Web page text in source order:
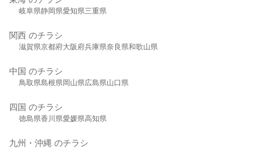
岐阜県静岡県愛知県三重県
関西 のチラシ
滋賀県京都府大阪府兵庫県奈良県和歌山県
中国 のチラシ
鳥取県島根県岡山県広島県山口県
四国 のチラシ
徳島県香川県愛媛県高知県
九州・沖縄 のチラシ